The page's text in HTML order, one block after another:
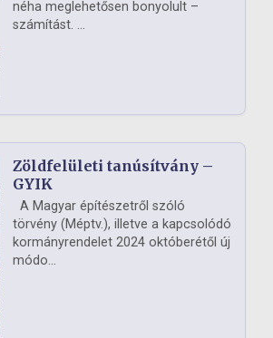
néha meglehetősen bonyolult –
számítást. ...
Zöldfelületi tanúsítvány –
GYIK
A Magyar építészetről szóló
törvény (Méptv.), illetve a kapcsolódó
kormányrendelet 2024 októberétől új
módo...